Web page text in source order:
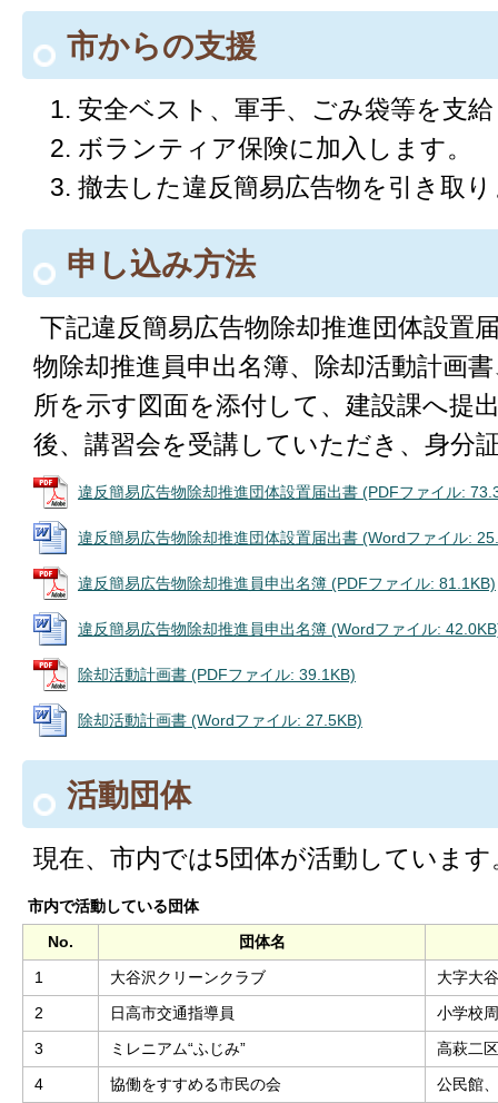
市からの支援
安全ベスト、軍手、ごみ袋等を支
ボランティア保険に加入します。
撤去した違反簡易広告物を引き取
申し込み方法
下記違反簡易広告物除却推進団体設置
物除却推進員申出名簿、除却活動計画
所を示す図面を添付して、建設課へ提
後、講習会を受講していただき、身分
違反簡易広告物除却推進団体設置届出書 (PDFファイル:
違反簡易広告物除却推進団体設置届出書 (Wordファイル:
違反簡易広告物除却推進員申出名簿 (PDFファイル: 81.1KB)
違反簡易広告物除却推進員申出名簿 (Wordファイル:
除却活動計画書 (PDFファイル: 39.1KB)
除却活動計画書 (Wordファイル: 27.5KB)
活動団体
現在、市内では5団体が活動しています
市内で活動している団体
No.
団体名
1
大谷沢クリーンクラブ
大字大
2
日高市交通指導員
小学校
3
ミレニアム“ふじみ”
高萩二
4
協働をすすめる市民の会 公民館